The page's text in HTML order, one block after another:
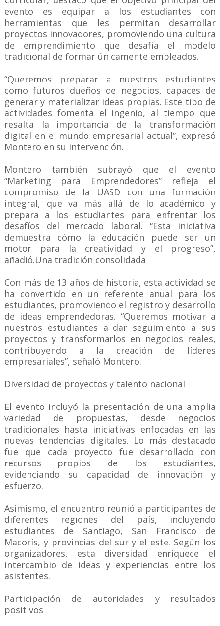
evento es equipar a los estudiantes con
herramientas que les permitan desarrollar
proyectos innovadores, promoviendo una cultura
de emprendimiento que desafía el modelo
tradicional de formar únicamente empleados.
“Queremos preparar a nuestros estudiantes
como futuros dueños de negocios, capaces de
generar y materializar ideas propias. Este tipo de
actividades fomenta el ingenio, al tiempo que
resalta la importancia de la transformación
digital en el mundo empresarial actual”, expresó
Montero en su intervención.
Montero también subrayó que el evento
“Marketing para Emprendedores” refleja el
compromiso de la UASD con una formación
integral, que va más allá de lo académico y
prepara a los estudiantes para enfrentar los
desafíos del mercado laboral. “Esta iniciativa
demuestra cómo la educación puede ser un
motor para la creatividad y el progreso”,
añadió.Una tradición consolidada
Con más de 13 años de historia, esta actividad se
ha convertido en un referente anual para los
estudiantes, promoviendo el registro y desarrollo
de ideas emprendedoras. “Queremos motivar a
nuestros estudiantes a dar seguimiento a sus
proyectos y transformarlos en negocios reales,
contribuyendo a la creación de líderes
empresariales”, señaló Montero.
Diversidad de proyectos y talento nacional
El evento incluyó la presentación de una amplia
variedad de propuestas, desde negocios
tradicionales hasta iniciativas enfocadas en las
nuevas tendencias digitales. Lo más destacado
fue que cada proyecto fue desarrollado con
recursos propios de los estudiantes,
evidenciando su capacidad de innovación y
esfuerzo.
Asimismo, el encuentro reunió a participantes de
diferentes regiones del país, incluyendo
estudiantes de Santiago, San Francisco de
Macorís, y provincias del sur y el este. Según los
organizadores, esta diversidad enriquece el
intercambio de ideas y experiencias entre los
asistentes.
Participación de autoridades y resultados
positivos